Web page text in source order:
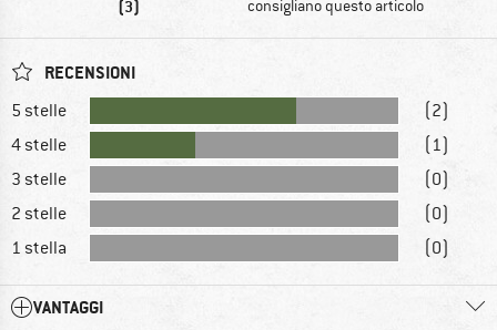
(3) consigliano questo articolo
RECENSIONI
5 stelle
(2)
4 stelle
(1)
3 stelle
(0)
2 stelle
(0)
1 stella
(0)
VANTAGGI